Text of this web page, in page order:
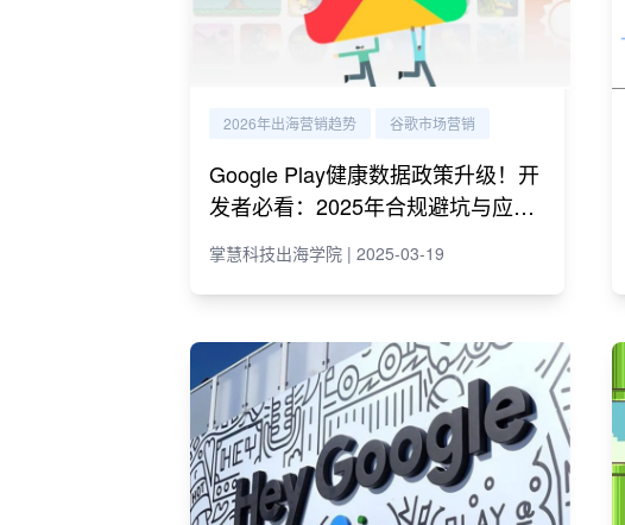
2026年出海营销趋势 谷歌市场营销
Google Play健康数据政策升级！开
发者必看：2025年合规避坑与应对
掌慧科技出海学院 | 2025-03-19